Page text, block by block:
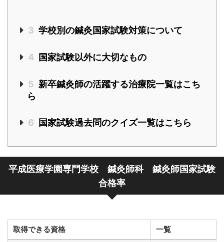
3 学校別の鍼灸国家試験対策について
4 国家試験以外に大切なもの
5 新卒鍼灸師の活躍する治療院一覧はこち
ら
6 国家試験過去問のクイズ一覧はこちら
平成医療学園専門学校 鍼灸師科 鍼灸師国家試験
合格率
取得できる資格
一覧